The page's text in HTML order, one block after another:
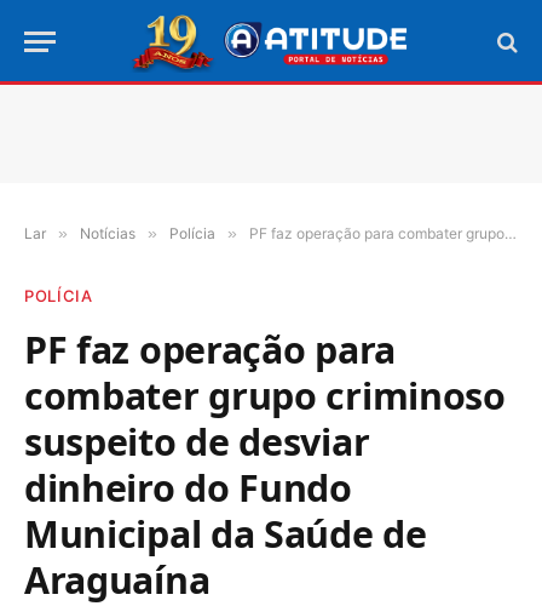
Lar » Notícias » Polícia » PF faz operação para combater grupo criminoso suspeito de desviar dinheiro do Fundo Municipal da Saúde de Araguaína
POLÍCIA
PF faz operação para
combater grupo criminoso
suspeito de desviar
dinheiro do Fundo
Municipal da Saúde de
Araguaína